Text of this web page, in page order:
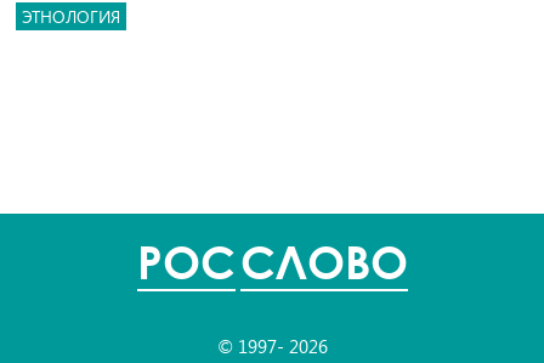
ЭТНОЛОГИЯ
POCСЛОВО
© 1997- 2026